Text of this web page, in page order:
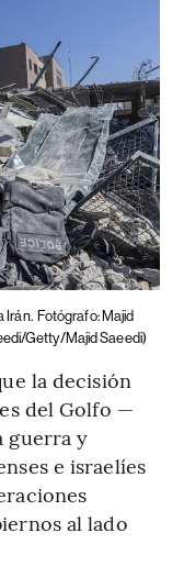
Irán. Fotógrafo: Majid
Getty/Majid Saeedi)
la decisión
del Golfo —
guerra y
e israelíes
al lado